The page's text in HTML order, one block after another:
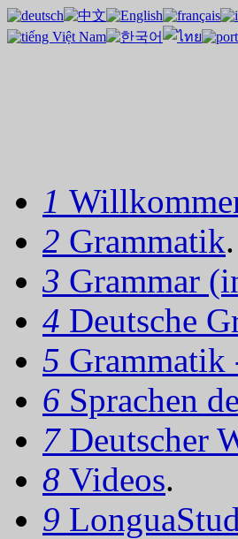
1
2 Grammatik.
3 Grammar
4 Deutsche
5 Grammatik
6 Sprachen
7 Deutscher
8 Videos.
9